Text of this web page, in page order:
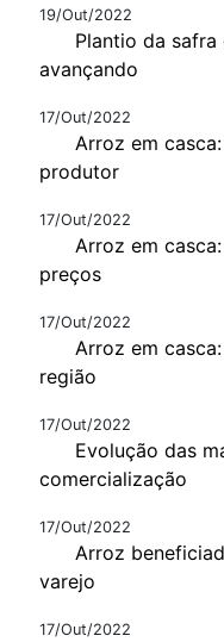
19/Out/2022
Plantio da
avançando
17/Out/2022
Arroz em
produtor
17/Out/2022
Arroz em
preços
17/Out/2022
Arroz em
região
17/Out/2022
Evolução das
comercialização
17/Out/2022
Arroz
varejo
17/Out/2022